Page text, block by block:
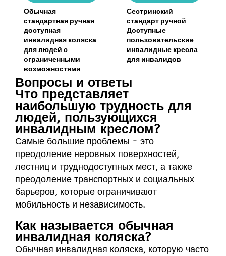
Обычная
стандартная ручная
доступная
инвалидная коляска
для людей с
ограниченными
возможностями
Сестринский
стандарт ручной
Доступные
пользовательские
инвалидные кресла
для инвалидов
Вопросы и ответы
Что представляет
наибольшую трудность для
людей, пользующихся
инвалидным креслом?
Самые большие проблемы - это
преодоление неровных поверхностей,
лестниц и труднодоступных мест, а также
преодоление транспортных и социальных
барьеров, которые ограничивают
мобильность и независимость.
Как называется обычная
инвалидная коляска?
Обычная инвалидная коляска, которую часто